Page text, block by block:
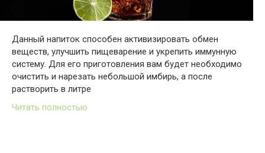
Данный напиток способен активизировать обмен
веществ, улучшить пищеварение и укрепить иммунную
систему. Для его приготовления вам будет необходимо
очистить и нарезать небольшой имбирь, а после
растворить в литре
Читать полностью